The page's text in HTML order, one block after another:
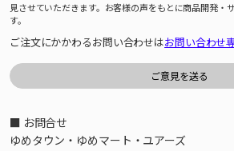
見させていただきます。お客様の声をもとに商品開発・
す。
ご注文にかかわるお問い合わせはお問い合わせ
■ お問合せ
ゆめタウン・ゆめマート・ユアーズ